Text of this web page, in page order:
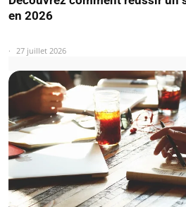
en 2026
27 juillet 2026